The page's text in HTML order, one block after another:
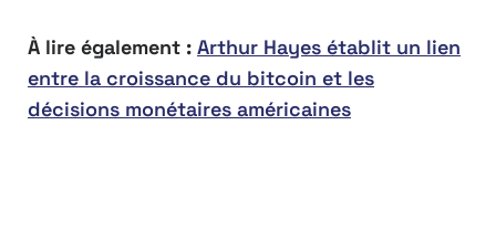
À lire également : Arthur Hayes établit un lien
entre la croissance du bitcoin et les
décisions monétaires américaines